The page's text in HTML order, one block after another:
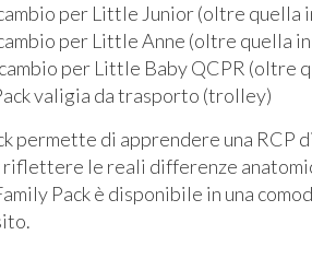
per Little Junior (oltre quella
per Little Anne (oltre quella
per Little BabyQCPR (oltre
valigia da trasporto (trolley)
permette di apprendere una RCP
le reali differenze
Pack è disponibile in una